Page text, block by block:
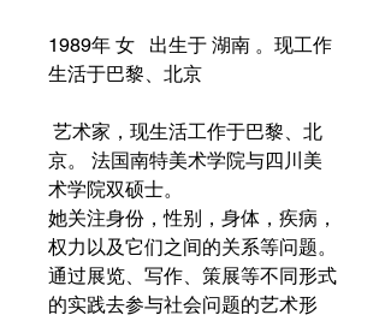
1989年 女 出生于 湖南 。现工作
生活于巴黎、北京
艺术家，现生活工作于巴黎、北
京。 法国南特美术学院与四川美
术学院双硕士。
她关注身份，性别，身体，疾病，
权力以及它们之间的关系等问题。
通过展览、写作、策展等不同形式
的实践去参与社会问题的艺术形